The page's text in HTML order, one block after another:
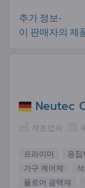
추가 정보-
이 판매자의 제
Neutec
제조업자
프라이머 응집
가구 케어제
플로어 광택제